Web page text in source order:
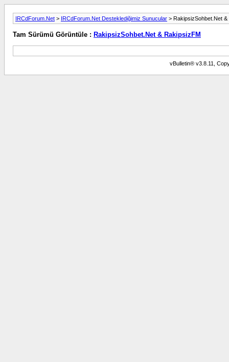
IRCdForum.Net > IRCdForum.Net Desteklediğimiz Sunucular > RakipsizSohbet.Net
Tam Sürümü Görüntüle : RakipsizSohbet.Net & RakipsizFM
vBulletin® v3.8.11,